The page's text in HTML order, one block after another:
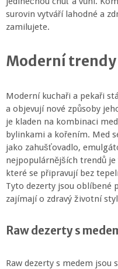
surovin vytváří lahodné a
zamilujete.
Moderní trendy
Moderní kuchaři a pekaři
a objevují nové způsoby
je kladen na kombinaci
bylinkami a kořením. Med
jako zahušťovadlo,
nejpopulárnějších trendů
které se připravují bez
Tyto dezerty jsou oblíbené
zajímají o zdravý životní
Raw dezerty s
Raw dezerty s medem jsou